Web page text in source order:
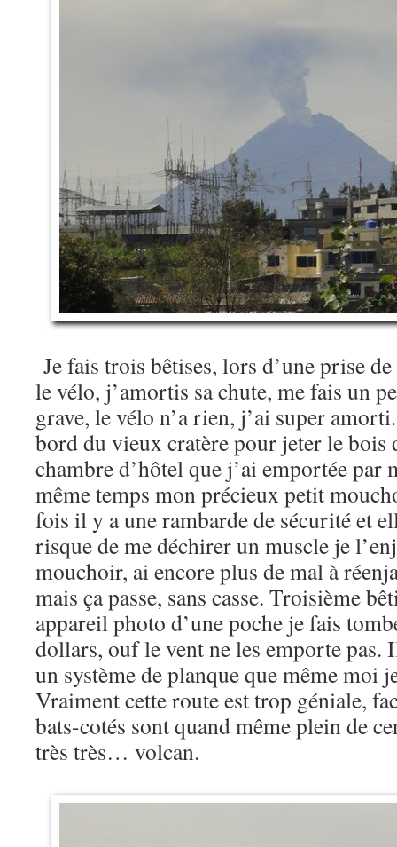
Je fais trois bêtises, lors d’une prise
le vélo, j’amortis sa chute, me fais un
grave, le vélo n’a rien, j’ai super
bord du vieux cratère pour jeter le bois
chambre d’hôtel que j’ai emportée par
même temps mon précieux petit
fois il y a une rambarde de sécurité et
risque de me déchirer un muscle je
mouchoir, ai encore plus de mal à
mais ça passe, sans casse. Troisième
appareil photo d’une poche je fais
dollars, ouf le vent ne les emporte pas.
un système de planque que même moi
Vraiment cette route est trop géniale,
bats-cotés sont quand même plein de
très très… volcan.